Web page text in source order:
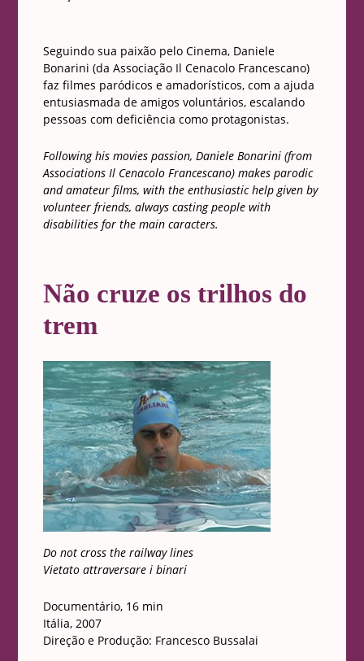
Seguindo sua paixão pelo Cinema, Daniele
Bonarini (da Associação Il Cenacolo Francescano)
faz filmes paródicos e amadorísticos, com a ajuda
entusiasmada de amigos voluntários, escalando
pessoas com deficiência como protagonistas.
Following his movies passion, Daniele Bonarini (from
Associations Il Cenacolo Francescano) makes parodic
and amateur films, with the enthusiastic help given by
volunteer friends, always casting people with
disabilities for the main caracters.
Não cruze os trilhos do
trem
Do not cross the railway lines
Vietato attraversare i binari
Documentário, 16 min
Itália, 2007
Direção e Produção: Francesco Bussalai